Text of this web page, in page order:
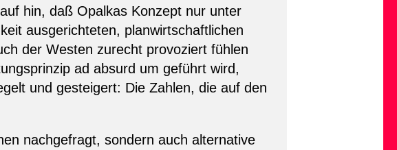
hin, daß Opalkas Konzept nur unter
ausgerichteten, planwirtschaftlichen
der Westen zurecht provoziert fühlen
ad absurd um geführt wird,
und gesteigert: Die Zahlen, die auf den
nachgefragt, sondern auch alternative